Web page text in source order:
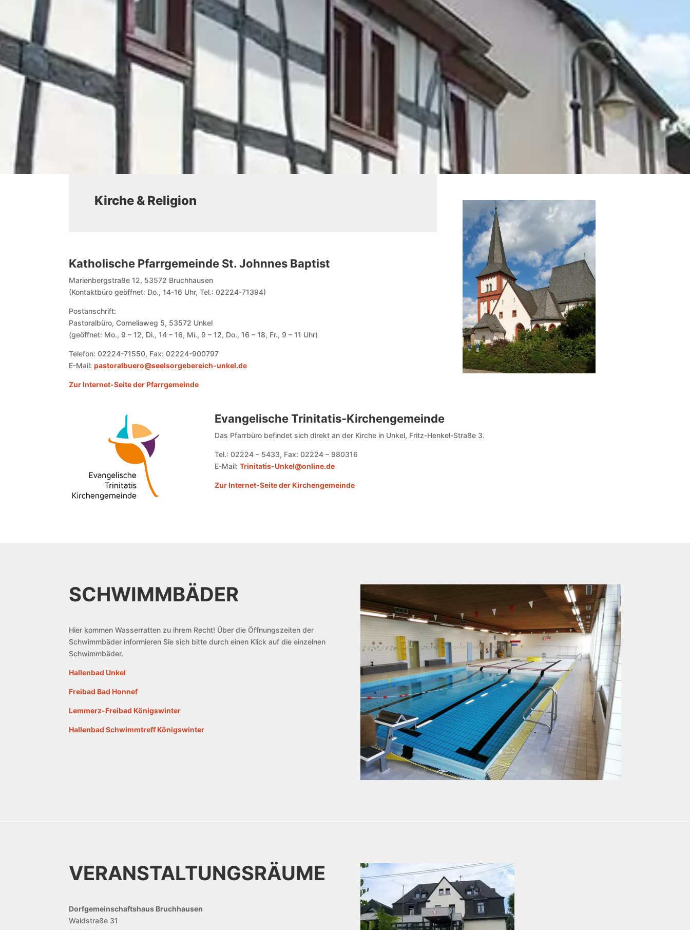
Kirche & Religion
Katholische Pfarrgemeinde St. Johnnes Baptist
Marienbergstraße 12, 53572 Bruchhausen
(Kontaktbüro geöffnet: Do., 14-16 Uhr, Tel.: 02224-71394)
Postanschrift:
Pastoralbüro, Corneliaweg 5, 53572 Unkel
(geöffnet: Mo., 9 – 12, Di., 14 – 16, Mi., 9 – 12, Do., 16 – 18, Fr., 9 – 11 Uhr)
Telefon: 02224-71550, Fax: 02224-900797
E-Mail:pastoralbuero@seelsorgebereich-unkel.de
Zur Internet-Seite der Pfarrgemeinde
Evangelische Trinitatis-Kirchengemeinde
Das Pfarrbüro befindet sich direkt an der Kirche in Unkel, Fritz-Henkel-Straße 3.
Tel.: 02224 – 5433, Fax: 02224 – 980316
E-Mail: Trinitatis-Unkel@online.de
Zur Internet-Seite der Kirchengemeinde
SCHWIMM­BÄDER
Hier kommen Wasserratten zu ihrem Recht! Über die Öffnungszeiten der
Schwimmbäder informieren Sie sich bitte durch einen Klick auf die einzelnen
Schwimmbäder.
Hallenbad Unkel
Freibad Bad Honnef
Lemmerz-Freibad Königswinter
Hallenbad Schwimmtreff Königswinter
VERANSTALTUNGSRÄUME
Dorfgemeinschaftshaus Bruchhausen
Waldstraße 31